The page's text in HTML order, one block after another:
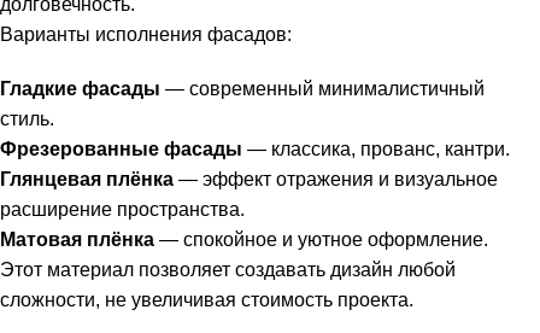
долговечность.
Варианты исполнения фасадов:
Гладкие фасады — современный минималистичный
стиль.
Фрезерованные фасады — классика, прованс, кантри.
Глянцевая плёнка — эффект отражения и визуальное
расширение пространства.
Матовая плёнка — спокойное и уютное оформление.
Этот материал позволяет создавать дизайн любой
сложности, не увеличивая стоимость проекта.